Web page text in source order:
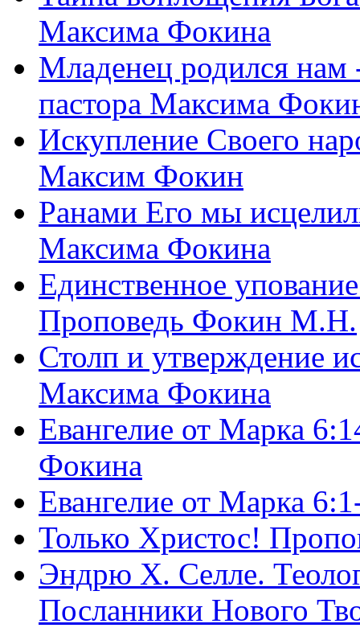
Максима Фокина
Младенец родился
пастора Максима
Искупление Своего
Максим Фокин
Ранами Его мы
Максима Фокина
Единственное
Проповедь Фокин М.Н.
Столп и утверждение
Максима Фокина
Евангелие от Марка
Фокина
Евангелие от Марка
Только Христос!
Эндрю Х. Селле.
Посланники Нового